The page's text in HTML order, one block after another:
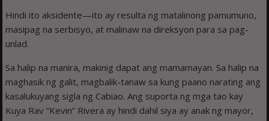
Hindi ito aksidente—ito ay resulta ng matalinong pamumuno,
masipag na serbisyo, at malinaw na direksyon para sa pag-
unlad.
Sa halip na manira, makinig dapat ang mamamayan. Sa halip na
maghasik ng galit, magbalik-tanaw sa kung paano narating ang
kasalukuyang sigla ng Cabiao. Ang suporta ng mga tao kay
Kuya Rav “Kevin” Rivera ay hindi dahil siya ay anak ng mayor,